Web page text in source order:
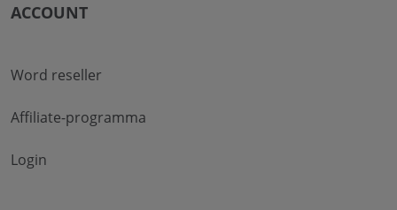
ACCOUNT
Word reseller
Affiliate-programma
Login